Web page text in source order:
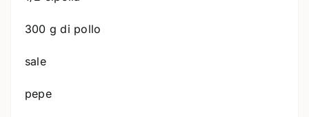
300 g di pollo
sale
pepe